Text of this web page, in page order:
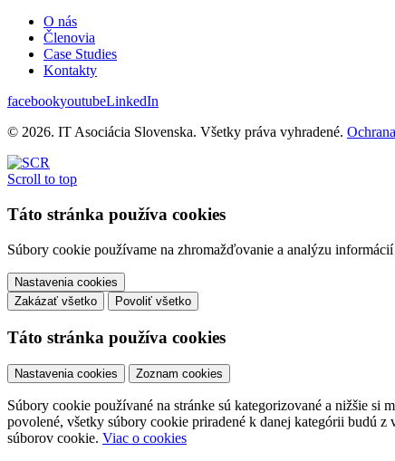
O nás
Členovia
Case Studies
Kontakty
facebookyoutubeLinkedIn
© 2026. IT Asociácia Slovenska. Všetky práva vyhradené.
Scroll to top
Táto stránka používa cookies
Súbory cookie používame na zhromažďovanie a analýzu
Nastavenia cookies
Zakázať všetko
Povoliť všetko
Táto stránka používa cookies
Nastavenia cookies Zoznam cookies
Súbory cookie používané na stránke sú kategorizované a nižšie
povolené, všetky súbory cookie priradené k danej kategórii budú
súborov cookie. Viac o cookies